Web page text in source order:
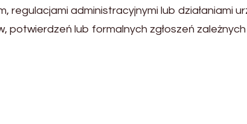
regulacjami administracyjnymi lub działaniami
lub formalnych zgłoszeń